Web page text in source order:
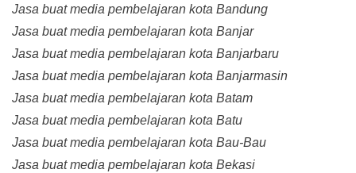
Jasa buat media pembelajaran kota Bandung
Jasa buat media pembelajaran kota Banjar
Jasa buat media pembelajaran kota Banjarbaru
Jasa buat media pembelajaran kota Banjarmasin
Jasa buat media pembelajaran kota Batam
Jasa buat media pembelajaran kota Batu
Jasa buat media pembelajaran kota Bau-Bau
Jasa buat media pembelajaran kota Bekasi